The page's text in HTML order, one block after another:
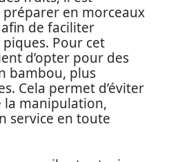
en morceaux
de faciliter
piques. Pour cet
d’opter pour des
bambou, plus
Cela permet d’éviter
la manipulation,
service en toute